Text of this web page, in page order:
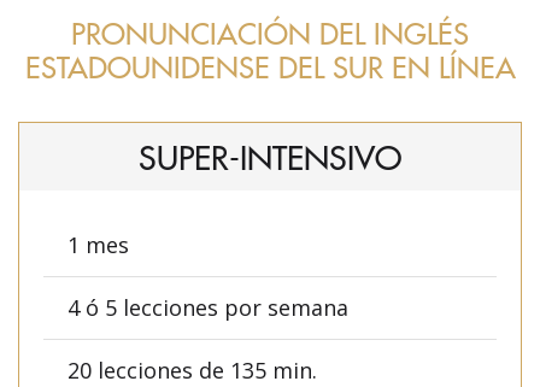
PRONUNCIACIÓN DEL INGLÉS
ESTADOUNIDENSE DEL SUR EN LÍNEA
SUPER-INTENSIVO
1 mes
4 ó 5 lecciones por semana
20 lecciones de 135 min.